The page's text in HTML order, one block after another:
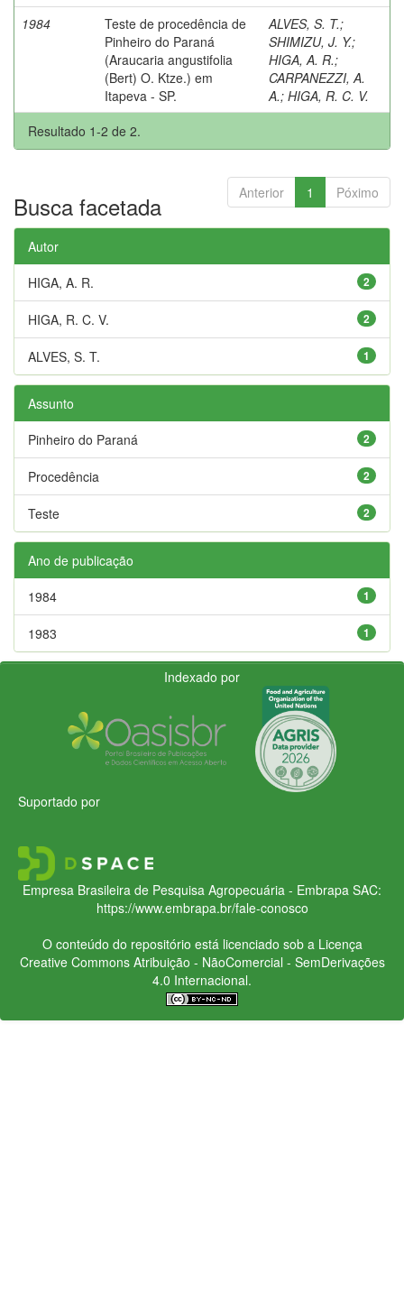
1984
Teste de procedência de
Pinheiro do Paraná
(Araucaria angustifolia
(Bert) O. Ktze.) em
Itapeva - SP.
ALVES, S. T.;
SHIMIZU, J. Y.;
HIGA, A. R.;
CARPANEZZI, A.
A.; HIGA, R. C. V.
Resultado 1-2 de 2.
Anterior 1 Póximo
Busca facetada
Autor
2
HIGA, A. R.
2
HIGA, R. C. V.
1
ALVES, S. T.
Assunto
2
Pinheiro do Paraná
2
Procedência
2
Teste
Ano de publicação
1
1984
1
1983
Indexado por
Suportado por
Empresa Brasileira de Pesquisa Agropecuária - Embrapa SAC:
https://www.embrapa.br/fale-conosco
O conteúdo do repositório está licenciado sob a Licença
Creative CommonsAtribuição - NãoComercial - SemDerivações
4.0 Internacional.